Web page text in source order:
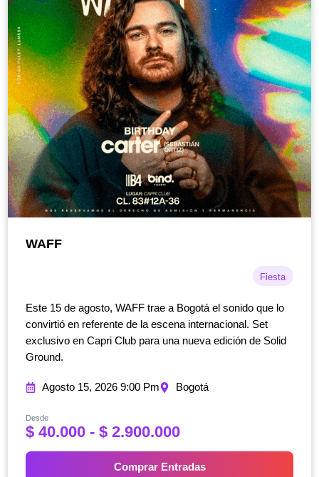
WAFF
Fiesta
Este 15 de agosto, WAFF trae a Bogotá el sonido que lo
convirtió en referente de la escena internacional. Set
exclusivo en Capri Club para una nueva edición de Solid
Ground.
Agosto 15, 2026 9:00 Pm Bogotá
Desde
$40.000 - $2.900.000R
n
Comprar Entradas